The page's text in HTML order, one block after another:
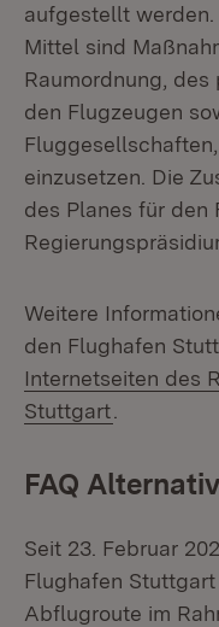
aufgestellt
Mittel sind
Raumordnung, des
den Flugzeugen
einzusetzen. Die
des Planes für
Weitere
den Flughafen
Internetseiten des
Stuttgart
FAQ
Seit 23. Februar
Flughafen
Abflugroute im